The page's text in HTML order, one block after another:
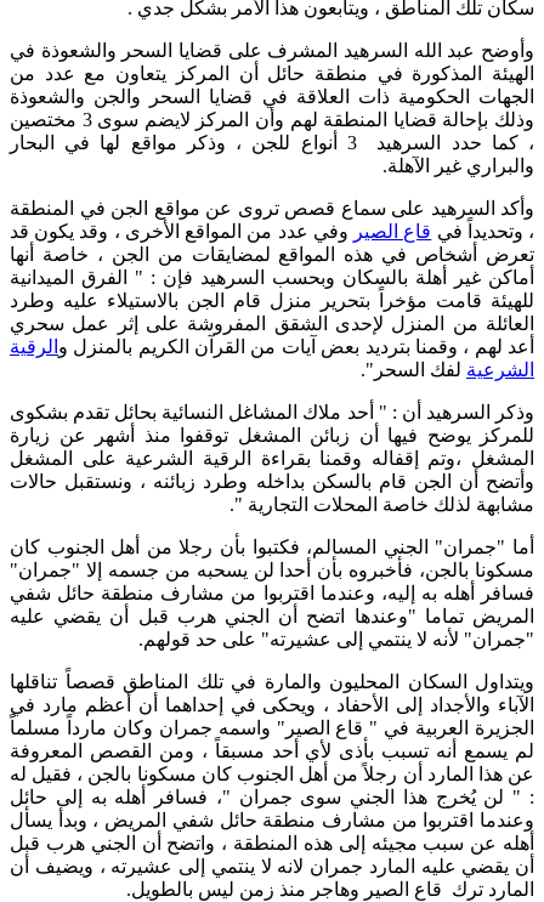
سكان تلك المناطق ، ويتابعون هذا الأمر بشكل جدي .
وأوضح عبد الله السرهيد المشرف على قضايا السحر والشعوذة في
الهيئة المذكورة في منطقة حائل أن المركز يتعاون مع عدد من
الجهات الحكومية ذات العلاقة في قضايا السحر والجن والشعوذة
وذلك بإحالة قضايا المنطقة لهم وأن المركز لايضم سوى 3 مختصين
، كما حدد السرهيد 3 أنواع للجن ، وذكر مواقع لها في البحار
والبراري غير الآهلة.
وأكد السرهيد على سماع قصص تروى عن مواقع الجن في المنطقة
، وتحديداً في قاع الصير وفي عدد من المواقع الأخرى ، وقد يكون قد
تعرض أشخاص في هذه المواقع لمضايقات من الجن ، خاصة أنها
أماكن غير أهلة بالسكان وبحسب السرهيد فإن : " الفرق الميدانية
للهيئة قامت مؤخراً بتحرير منزل قام الجن بالاستيلاء عليه وطرد
العائلة من المنزل لإحدى الشقق المفروشة على إثر عمل سحري
أعد لهم ، وقمنا بترديد بعض آيات من القرآن الكريم بالمنزل و الرقية
الشرعية لفك السحر".
وذكر السرهيد أن : " أحد ملاك المشاغل النسائية بحائل تقدم بشكوى
للمركز يوضح فيها أن زبائن المشغل توقفوا منذ أشهر عن زيارة
المشغل ،وتم إقفاله وقمنا بقراءة الرقية الشرعية على المشغل
وأتضح أن الجن قام بالسكن بداخله وطرد زبائنه ، ونستقبل حالات
مشابهة لذلك خاصة المحلات التجارية ".
أما "جمران" الجني المسالم، فكتبوا بأن رجلا من أهل الجنوب كان
مسكونا بالجن، فأخبروه بأن أحدا لن يسحبه من جسمه إلا "جمران"
فسافر أهله به إليه، وعندما اقتربوا من مشارف منطقة حائل شفي
المريض تماما "وعندها اتضح أن الجني هرب قبل أن يقضي عليه
"جمران" لأنه لا ينتمي إلى عشيرته" على حد قولهم.
ويتداول السكان المحليون والمارة في تلك المناطق قصصاً تناقلها
الآباء والأجداد إلى الأحفاد ، ويحكى في إحداهما أن أعظم مارد في
الجزيرة العربية في " قاع الصير" واسمه جمران وكان مارداً مسلماً
لم يسمع أنه تسبب بأذى لأي أحد مسبقاً ، ومن القصص المعروفة
عن هذا المارد أن رجلاً من أهل الجنوب كان مسكونا بالجن ، فقيل له
: " لن يُخرج هذا الجني سوى جمران "، فسافر أهله به إلى حائل
وعندما اقتربوا من مشارف منطقة حائل شفي المريض ، وبدأ يسأل
أهله عن سبب مجيئه إلى هذه المنطقة ، واتضح أن الجني هرب قبل
أن يقضي عليه المارد جمران لانه لا ينتمي إلى عشيرته ، ويضيف أن
المارد ترك قاع الصير وهاجر منذ زمن ليس بالطويل.